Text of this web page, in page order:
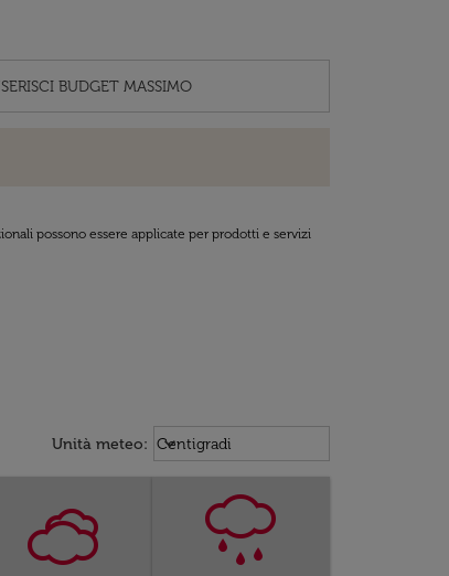
possono essere applicate per prodotti e servizi
Unità meteo: Weather unit option Centigradi
Centigradi
keyboard_arrow_down